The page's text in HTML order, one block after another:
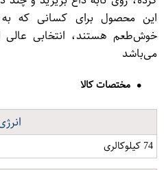
این محصول برای کسانی که
خوش‌طعم هستند، انتخابی عالی
می‌باشد
مختصات کالا
74 کیلوکالری